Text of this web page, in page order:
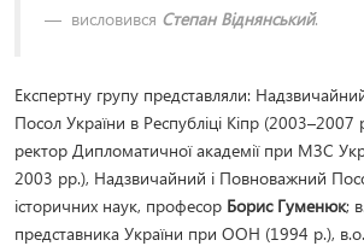
висловився Степан Віднянський.
Експертну групу представляли:
Посол України в Республіці Кіпр
ректор Дипломатичної академії при МЗС
2003 рр.), Надзвичайний і Повноважний
історичних наук, професор Борис Гуменюк;
представника України при ООН (1994 р.),